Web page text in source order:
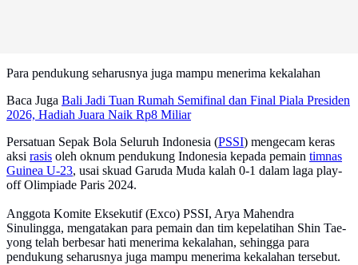
Para pendukung seharusnya juga mampu menerima kekalahan
Baca Juga Bali Jadi Tuan Rumah Semifinal dan Final Piala Presiden
2026, Hadiah Juara Naik Rp8 Miliar
Persatuan Sepak Bola Seluruh Indonesia (PSSI) mengecam keras
aksi rasis oleh oknum pendukung Indonesia kepada pemain timnas
Guinea U-23, usai skuad Garuda Muda kalah 0-1 dalam laga play-
off Olimpiade Paris 2024.
Anggota Komite Eksekutif (Exco) PSSI, Arya Mahendra
Sinulingga, mengatakan para pemain dan tim kepelatihan Shin Tae-
yong telah berbesar hati menerima kekalahan, sehingga para
pendukung seharusnya juga mampu menerima kekalahan tersebut.